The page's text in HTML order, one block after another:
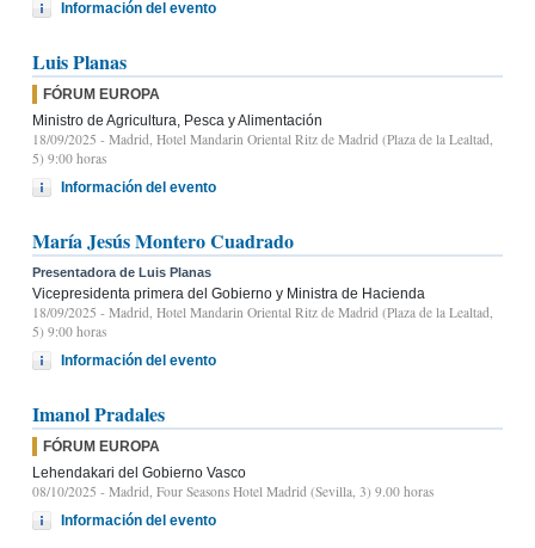
Información del evento
Luis Planas
FÓRUM EUROPA
Ministro de Agricultura, Pesca y Alimentación
18/09/2025 - Madrid, Hotel Mandarin Oriental Ritz de Madrid (Plaza de la Lealtad,
5) 9:00 horas
Información del evento
María Jesús Montero Cuadrado
Presentadora de Luis Planas
Vicepresidenta primera del Gobierno y Ministra de Hacienda
18/09/2025 - Madrid, Hotel Mandarin Oriental Ritz de Madrid (Plaza de la Lealtad,
5) 9:00 horas
Información del evento
Imanol Pradales
FÓRUM EUROPA
Lehendakari del Gobierno Vasco
08/10/2025 - Madrid, Four Seasons Hotel Madrid (Sevilla, 3) 9.00 horas
Información del evento